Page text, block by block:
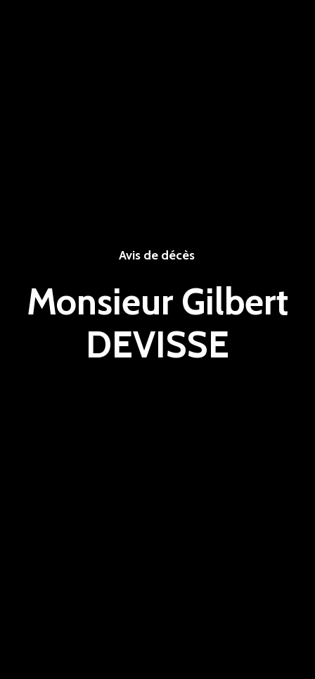
Avis de décès
Monsieur Gilbert
DEVISSE